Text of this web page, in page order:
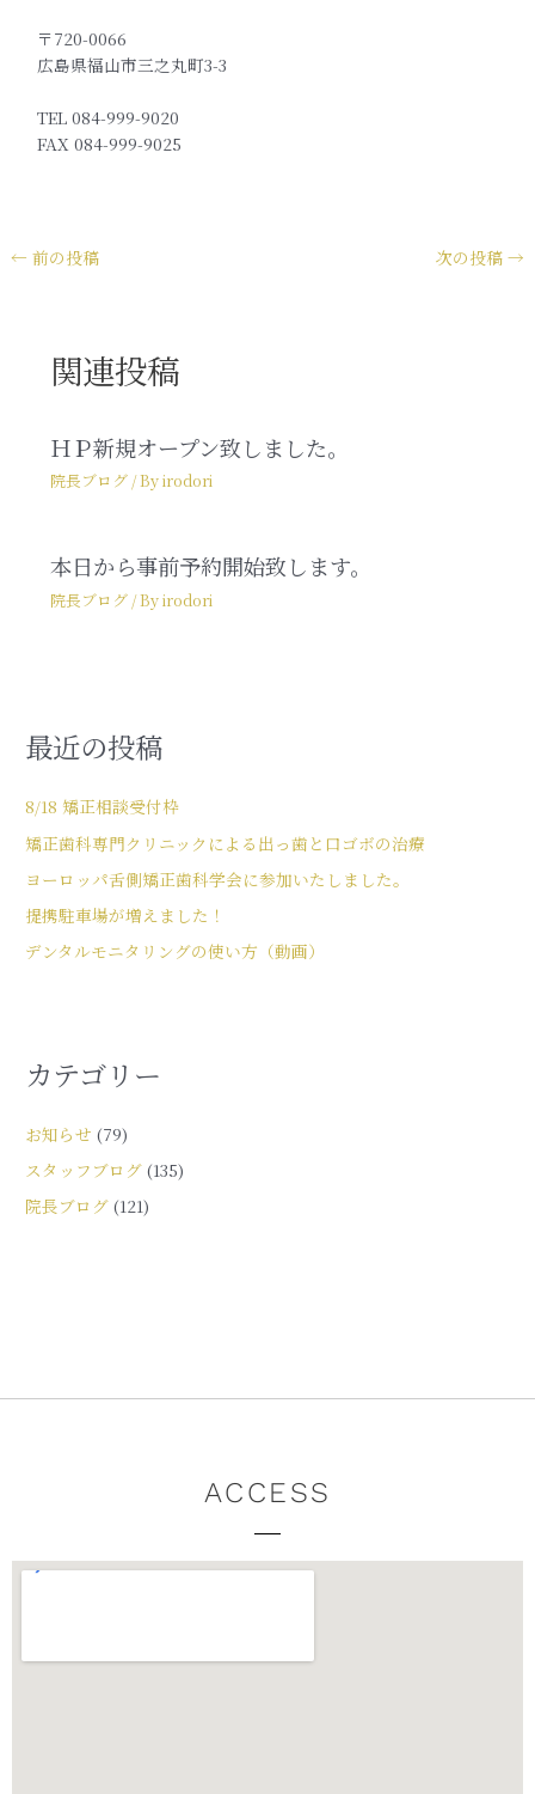
〒720-0066
広島県福山市三之丸町3-3
TEL 084-999-9020
FAX 084-999-9025
← 前の投稿 次の投稿 →
関連投稿
ＨＰ新規オープン致しました。
院長ブログ/ Byirodori
本日から事前予約開始致します。
院長ブログ/ Byirodori
最近の投稿
8/18 矯正相談受付枠
矯正歯科専門クリニックによる出っ歯と口ゴボの治療
ヨーロッパ舌側矯正歯科学会に参加いたしました。
提携駐車場が増えました！
デンタルモニタリングの使い方（動画）
カテゴリー
お知らせ (79)
スタッフブログ (135)
院長ブログ (121)
ACCESS